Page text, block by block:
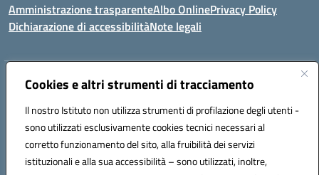
Cookies e altri strumenti di tracciamento
Il nostro Istituto non utilizza strumenti di profilazione degli utenti -
sono utilizzati esclusivamente cookies tecnici necessari al
corretto funzionamento del sito, alla fruibilità dei servizi
istituzionali e alla sua accessibilità – sono utilizzati, inoltre,
Amministrazione trasparenteAlbo OnlinePrivacy Policy
Dichiarazione di accessibilitàNote legali
Indirizzo:Via Cadore 1, 60124 Ancona
Posta elettronica certificata (PEC):anic81100g@pec.istruzione.it
Codice fiscale: 93084410427
Codice meccanografico: anic81100g